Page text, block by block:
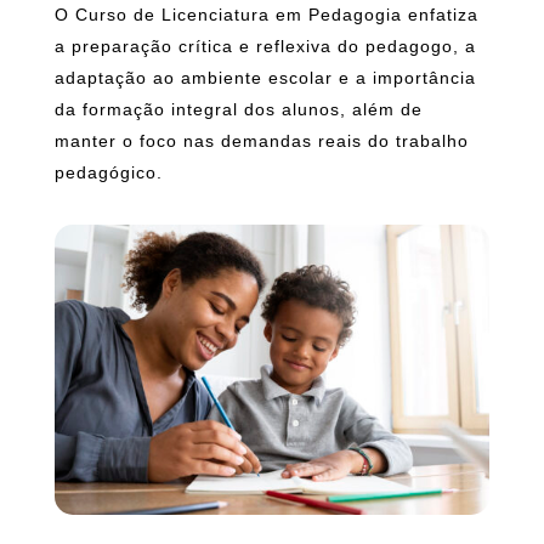
O Curso de Licenciatura em Pedagogia enfatiza
a preparação crítica e reflexiva do pedagogo, a
adaptação ao ambiente escolar e a importância
da formação integral dos alunos, além de
manter o foco nas demandas reais do trabalho
pedagógico.